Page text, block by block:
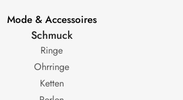
Mode & Accessoires
Schmuck
Ringe
Ohrringe
Ketten